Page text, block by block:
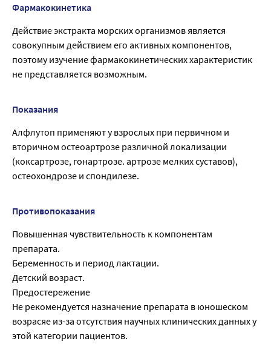
Фармакокинетика
Действие экстракта морских организмов является
совокупным действием его активных компонентов,
поэтому изучение фармакокинетических характеристик
не представляется возможным.
Показания
Алфлутоп применяют у взрослых при первичном и
вторичном остеоартрозе различной локализации
(коксартрозе, гонартрозе. артрозе мелких суставов),
остеохондрозе и спондилезе.
Противопоказания
Повышенная чувствительность к компонентам
препарата.
Беременность и период лактации.
Детский возраст.
Предостережение
Не рекомендуется назначение препарата в юношеском
возрасяе из-за отсутствия научных клинических данных у
этой категории пациентов.